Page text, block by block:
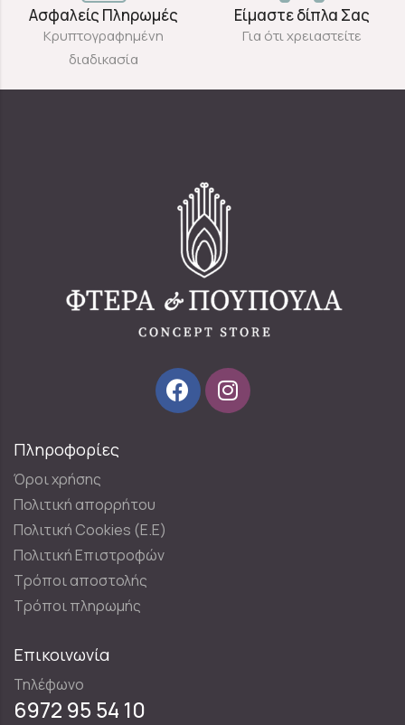
Ασφαλείς Πληρωμές
Κρυπτογραφημένη
διαδικασία
Είμαστε δίπλα Σας
Για ότι χρειαστείτε
Πληροφορίες
Όροι χρήσης
Πολιτική απορρήτου
Πολιτική Cookies (E.E)
Πολιτική Επιστροφών
Τρόποι αποστολής
Τρόποι πληρωμής
Επικοινωνία
Τηλέφωνο
6972 95 54 10